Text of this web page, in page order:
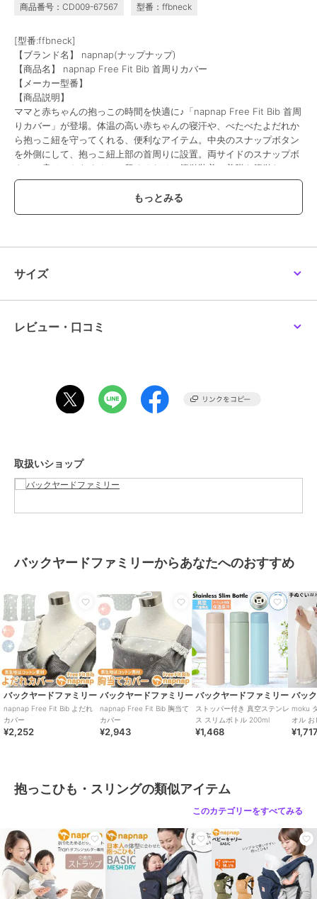
商品番号：CD009-67567 型番：ffbneck
[型番:ffbneck]
【ブランド名】 napnap(ナップナップ)
【商品名】 napnap Free Fit Bib 首周りカバー
【メーカー型番】
【商品説明】
ママと赤ちゃんの抱っこの時間を快適に♪「napnap Free Fit Bib 首周
りカバー」が登場。体温の高い赤ちゃんの寝汗や、べたべたよだれか
ら抱っこ紐を守ってくれる、便利なアイテム。中央のスナップボタン
を外側にして、抱っこ紐上部の首周りに設置。両サイドのスナップボ
タンで肩ベルトをくるみ、留めるだけの簡単装着。着脱も簡単なの
で、汚れたらすぐに取り換えられるのが魅力的。カバーを付けたまま
フードを被せることができるスリット付きなのが、嬉しいポイント。
頬ずりしたくなるような肌触りのコットン素材を表生地に使用♪デリ
[表地]綿100%
[中綿]ポリエステル
[縦]約20cm／[横]約35cm
【注意点】
アテンションタグ、ご使用上の注意事項などを必ずご確認下さい。本
来の目的以外にはご使用にならないで下さい。カメラやモニターの性
よだれカバー 抱っこ紐 首周り 通販 napnap ナップナップ 抱っこ紐カ
女の子 かわいい ベビー用品 ベビーグッズ 赤ちゃん用品 おしゃれ 出
産準備
ブランド バックヤードファミリー
ショップ バックヤードファミリー
商品カテゴリ ベビー用品・おもちゃ ／抱っこ
ひも・スリング
カラー ピンク、グレー/星、ブルー
サイズ
レビュー・口コミ
取扱いショップ
バックヤードファミリーからあなたへのおすすめ
バックヤードファミリー
napnap Free Fit Bib よだれ
カバー
¥2,252
バックヤードファミリー
napnap Free Fit Bib 胸当て
カバー
¥2,943
バックヤードファミリー
ストッパー付き 真空ステンレ
ス スリムボトル 200ml
¥1,468
バッ
moku
オル お
ル 手ぬ
抱っこひも・スリングの類似アイテム
このカテゴリーをすべてみる